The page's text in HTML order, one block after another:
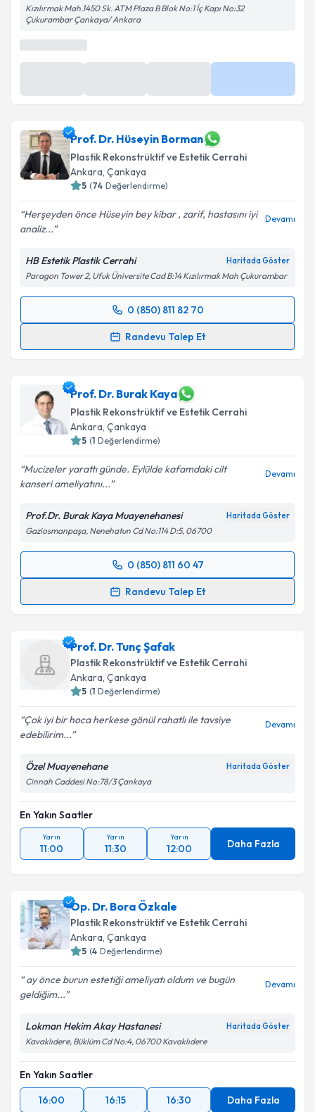
Kızılırmak Mah.1450 Sk. ATM Plaza B Blok No:1 İç Kapı No:32
Çukurambar Çankaya/ Ankara
Prof. Dr. Hüseyin Borman
Plastik Rekonstrüktif ve Estetik Cerrahi
Ankara, Çankaya
5 (74 Değerlendirme)
Herşeyden önce Hüseyin bey kibar , zarif, hastasını iyi
analiz...
Devamı
HB Estetik Plastik Cerrahi Haritada Göster
Paragon Tower 2, Ufuk Üniversite Cad B:14 Kızılırmak Mah Çukurambar
0 (850) 811 82 70
Randevu Talep Et
Randevu Takvimi Talebi
takvim hazırlandığında e-posta ile bilgilendireceğiz.
E-posta Adresiniz
Kişisel verilerimin işlenmesine ilişkin
kapsamda işlenmesini kabul ediyorum.
Takvim Talebini Gönder
Prof. Dr. Burak Kaya
Plastik Rekonstrüktif ve Estetik Cerrahi
Ankara, Çankaya
5 (1 Değerlendirme)
Mucizeler yarattı günde. Eylülde kafamdaki cilt
kanseri ameliyatını...
Devamı
Prof.Dr. Burak Kaya Muayenehanesi Haritada Göster
Gaziosmanpaşa, Nenehatun Cd No:114 D:5, 06700
0 (850) 811 60 47
Randevu Talep Et
Randevu Takvimi Talebi
takvim hazırlandığında e-posta ile bilgilendireceğiz.
E-posta Adresiniz
kapsamda işlenmesini kabul ediyorum.
Prof. Dr. Tunç Şafak
Plastik Rekonstrüktif ve Estetik Cerrahi
Ankara, Çankaya
5 (1 Değerlendirme)
Çok iyi bir hoca herkese gönül rahatlı ile tavsiye
edebilirim...
Devamı
Özel Muayenehane Haritada Göster
Cinnah Caddesi No:78/3 Çankaya
En Yakın Saatler
Yarın
11:00
Yarın
11:30
Yarın
12:00 Daha Fazla
Op. Dr. Bora Özkale
Plastik Rekonstrüktif ve Estetik Cerrahi
Ankara, Çankaya
5 (4 Değerlendirme)
ay önce burun estetiği ameliyatı oldum ve bugün
geldiğim...
Devamı
Lokman Hekim Akay Hastanesi Haritada Göster
Kavaklıdere, Büklüm Cd No:4, 06700 Kavaklıdere
En Yakın Saatler
16:00
16:15 16:30 Daha Fazla